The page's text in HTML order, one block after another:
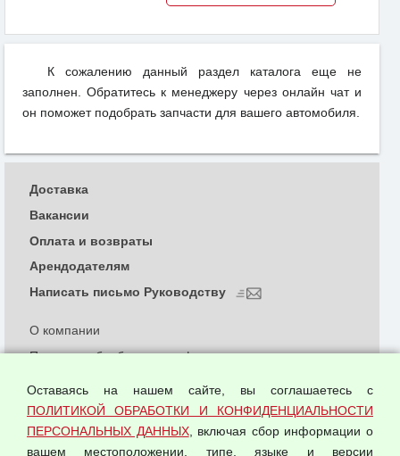
К сожалению данный раздел каталога еще не
заполнен. Обратитесь к менеджеру через онлайн чат и
он поможет подобрать запчасти для вашего автомобиля.
О компании
Политика обработки и конфиденциальности
Согласием на обработку персональных данных
Оферта оптовой купли-продажи
Публичная оферта
Доставка
Вакансии
Оплата и возвраты
Арендодателям
Написать письмо Руководству
Оставаясь на нашем сайте, вы соглашаетесь с
ПОЛИТИКОЙ ОБРАБОТКИ И КОНФИДЕНЦИАЛЬНОСТИ
ПЕРСОНАЛЬНЫХ ДАННЫХ, включая сбор информации о
вашем местоположении, типе, языке и версии